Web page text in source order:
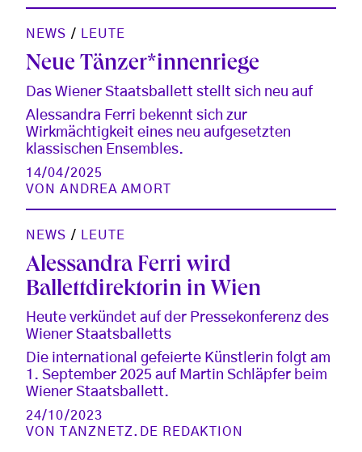
NEWS / LEUTE
Neue Tänzer*innenriege
Das Wiener Staatsballett stellt sich neu auf
Alessandra Ferri bekennt sich zur
Wirkmächtigkeit eines neu aufgesetzten
klassischen Ensembles.
14/04/2025
VONANDREA AMORT
NEWS / LEUTE
Alessandra Ferri wird
Ballettdirektorin in Wien
Heute verkündet auf der Pressekonferenz des
Wiener Staatsballetts
Die international gefeierte Künstlerin folgt am
1. September 2025 auf Martin Schläpfer beim
Wiener Staatsballett.
24/10/2023
VON
TANZNETZ.DE REDAKTION